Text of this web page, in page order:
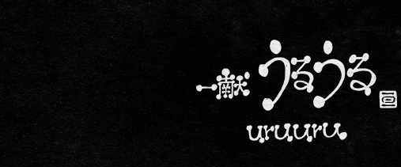
五条でおいしい
うる」のブログ
の町屋居酒屋「一献うるうる」からのお知ら